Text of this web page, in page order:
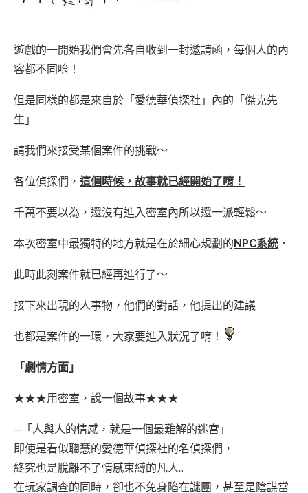
遊戲的一開始我們會先各自收到一封邀請函，每個人的內
容都不同唷！
但是同樣的都是來自於「愛德華偵探社」內的「傑克先
生」
請我們來接受某個案件的挑戰～
各位偵探們， 這個時候，故事就已經開始了唷！
千萬不要以為，還沒有進入密室內所以還一派輕鬆～
本次密室中最獨特的地方就是在於細心規劃的NPC系統 ．
此時此刻案件就已經再進行了～
接下來出現的人事物，他們的對話，他提出的建議
也都是案件的一環，大家要進入狀況了唷！
「劇情方面」
★★★用密室，說一個故事★★★
─「人與人的情感，就是一個最難解的迷宮」
即使是看似聰慧的愛德華偵探社的名偵探們，
終究也是脫離不了情感束縛的凡人…
在玩家調查的同時，卻也不免身陷在謎團，甚至是陰謀當